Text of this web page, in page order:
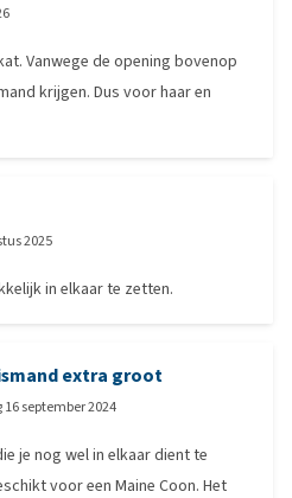
Vanwege de opening bovenop
krijgen. Dus voor haar en
2025
in elkaar te zetten.
extra groot
september 2024
je nog wel in elkaar dient te
voor een Maine Coon. Het